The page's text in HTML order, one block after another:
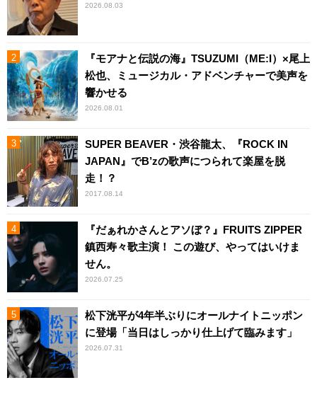
2026.08.03
『モアナと伝説の海』TSUZUMI（ME:I）×尾上
松也、ミュージカル・アドベンチャーで美声を
響かせる
2026.08.01
SUPER BEAVER・渋谷龍太、『ROCK IN
JAPAN』でB’zの歌声につられて楽屋を脱
走！？
2017.08.14
『だぁれかさんとアソぼ？』FRUITS ZIPPER
鎮西寿々歌主演！ この遊び、やってはいけま
せん。
2026.07.25
松下洸平が4年半ぶりにオールナイトニッポン
に登場「当日はしっかり仕上げて臨みます」
2026.07.31